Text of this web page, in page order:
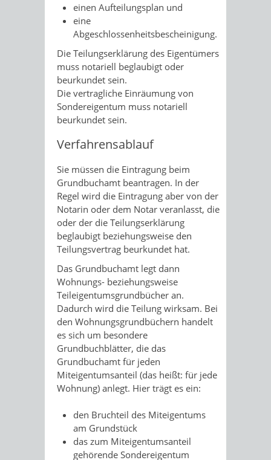
einen Aufteilungsplan und
eine
Abgeschlossenheitsbescheinigung.
Die Teilungserklärung des Eigentümers
muss notariell beglaubigt oder
beurkundet sein.
Die vertragliche Einräumung von
Sondereigentum muss notariell
beurkundet sein.
Verfahrensablauf
Sie müssen die Eintragung beim
Grundbuchamt beantragen. In der
Regel wird die Eintragung aber von der
Notarin oder dem Notar veranlasst, die
oder der die Teilungserklärung
beglaubigt beziehungsweise den
Teilungsvertrag beurkundet hat.
Das Grundbuchamt legt dann
Wohnungs- beziehungsweise
Teileigentumsgrundbücher an.
Dadurch wird die Teilung wirksam. Bei
den Wohnungsgrundbüchern handelt
es sich um besondere
Grundbuchblätter, die das
Grundbuchamt für jeden
Miteigentumsanteil (das heißt: für jede
Wohnung) anlegt. Hier trägt es ein:
den Bruchteil des Miteigentums
am Grundstück
das zum Miteigentumsanteil
gehörende Sondereigentum